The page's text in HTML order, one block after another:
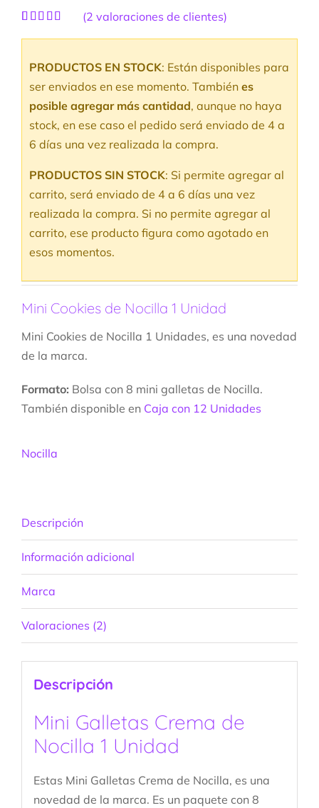
valoraciones
(2 valoraciones de clientes)
PRODUCTOS EN STOCK: Están disponibles para
ser enviados en ese momento. También es
posible agregar más cantidad, aunque no haya
stock, en ese caso el pedido será enviado de 4 a
6 días una vez realizada la compra.
PRODUCTOS SIN STOCK: Si permite agregar al
carrito, será enviado de 4 a 6 días una vez
realizada la compra. Si no permite agregar al
carrito, ese producto figura como agotado en
esos momentos.
Mini Cookies de Nocilla 1 Unidad
Mini Cookies de Nocilla 1 Unidades, es una novedad
de la marca.
Formato: Bolsa con 8 mini galletas de Nocilla.
También disponible en Caja con 12 Unidades
Nocilla
Descripción
Información adicional
Marca
Valoraciones (2)
Descripción
Mini Galletas Crema de
Nocilla 1 Unidad
Estas Mini Galletas Crema de Nocilla, es una
novedad de la marca. Es un paquete con 8